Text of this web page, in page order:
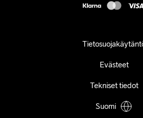
Evästeet
Tekniset tiedot
Suomi